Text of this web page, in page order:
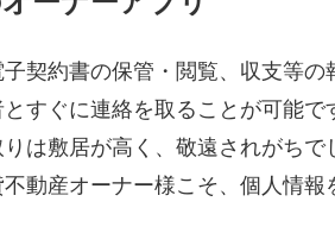
契約書の保管・閲覧、収支等
すぐに連絡を取ることが可能で
は敷居が高く、敬遠されがちで
動産オーナー様こそ、個人情